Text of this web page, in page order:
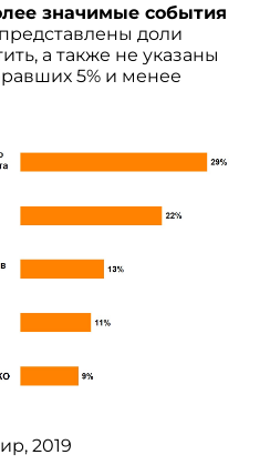
значимые события
доли
а также не указаны
5% и менее
2019